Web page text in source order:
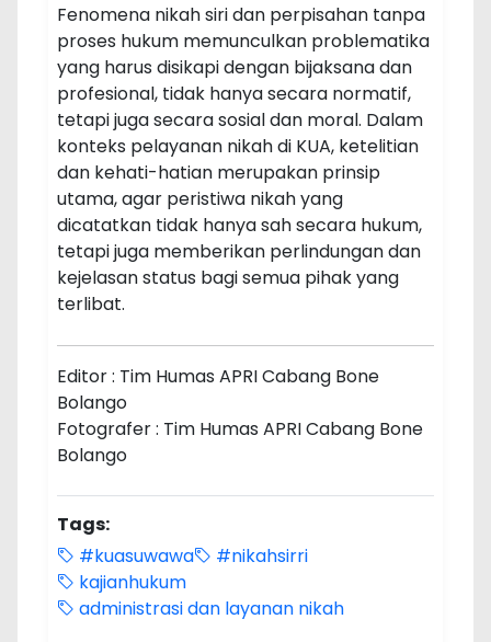
Fenomena nikah siri dan perpisahan tanpa
proses hukum memunculkan problematika
yang harus disikapi dengan bijaksana dan
profesional, tidak hanya secara normatif,
tetapi juga secara sosial dan moral. Dalam
konteks pelayanan nikah di KUA, ketelitian
dan kehati-hatian merupakan prinsip
utama, agar peristiwa nikah yang
dicatatkan tidak hanya sah secara hukum,
tetapi juga memberikan perlindungan dan
kejelasan status bagi semua pihak yang
terlibat.
Editor : Tim Humas APRI Cabang Bone
Bolango
Fotografer : Tim Humas APRI Cabang Bone
Bolango
Tags:
#kuasuwawa
#nikahsirri
kajianhukum
administrasi dan layanan nikah